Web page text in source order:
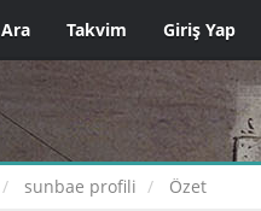
Ara Takvim Giriş Yap
sunbae profili Özet